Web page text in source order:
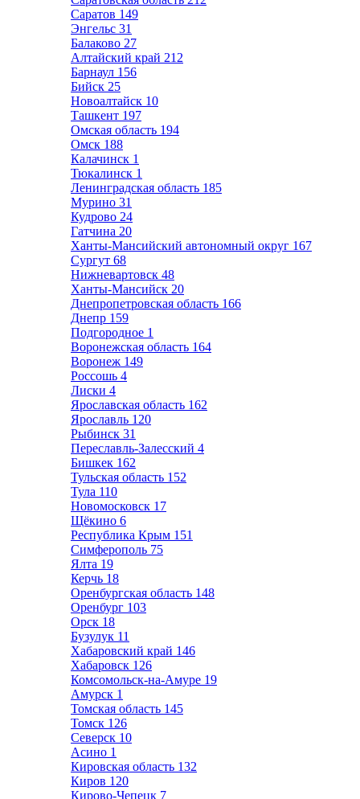
Саратов 149
Энгельс 31
Балаково 27
Алтайский край 212
Барнаул 156
Бийск 25
Новоалтайск 10
Ташкент 197
Омская область 194
Омск 188
Калачинск 1
Тюкалинск 1
Ленинградская область 185
Мурино 31
Кудрово 24
Гатчина 20
Ханты-Мансийский автономный округ 167
Сургут 68
Нижневартовск 48
Ханты-Мансийск 20
Днепропетровская область 166
Днепр 159
Подгородное 1
Воронежская область 164
Воронеж 149
Россошь 4
Лиски 4
Ярославская область 162
Ярославль 120
Рыбинск 31
Переславль-Залесский 4
Бишкек 162
Тульская область 152
Тула 110
Новомосковск 17
Щёкино 6
Республика Крым 151
Симферополь 75
Ялта 19
Керчь 18
Оренбургская область 148
Оренбург 103
Орск 18
Бузулук 11
Хабаровский край 146
Хабаровск 126
Комсомольск-на-Амуре 19
Амурск 1
Томская область 145
Томск 126
Северск 10
Асино 1
Кировская область 132
Киров 120
Кирово-Чепецк 7